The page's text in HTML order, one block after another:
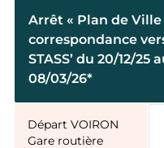
Arrêt « Plan de Ville
correspondance
STASS’ du 20/12/25
08/03/26*
Départ VOIRON
Gare routière